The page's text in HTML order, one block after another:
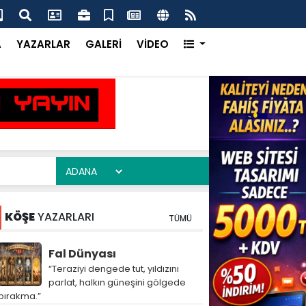
Suyu Proje Çalışması Can Aldı
YAZARLAR GALERİ VİDEO
KÖŞEYAZARLARI TÜMÜ
Fal Dünyası
“Teraziyi dengede tut, yıldızını
parlat, halkın güneşini gölgede